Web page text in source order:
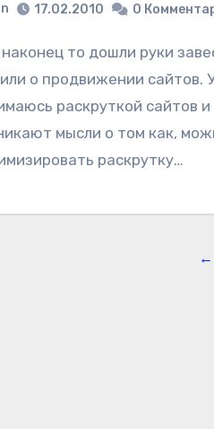
17.02.2010 0
о продвижении сайтов.
раскруткой сайтов и
мысли о том как,
раскрутку…
←